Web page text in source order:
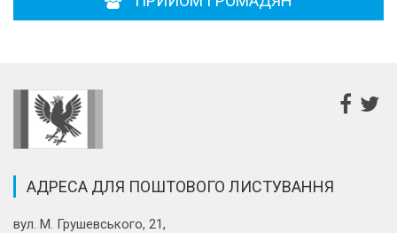
АДРЕСА ДЛЯ ПОШТОВОГО ЛИСТУВАННЯ
вул. М. Грушевського, 21,